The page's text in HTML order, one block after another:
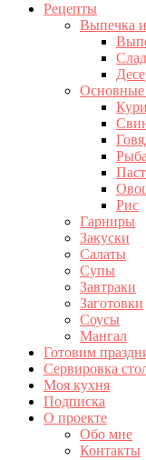
Рецепты
Выпечка
Основные
Рис
Гарниры
Закуски
Салаты
Супы
Завтраки
Заготовки
Соусы
Мангал
Готовим
Сервировка
Моя кухня
Подписка
О проекте
Обо мне
Контакты